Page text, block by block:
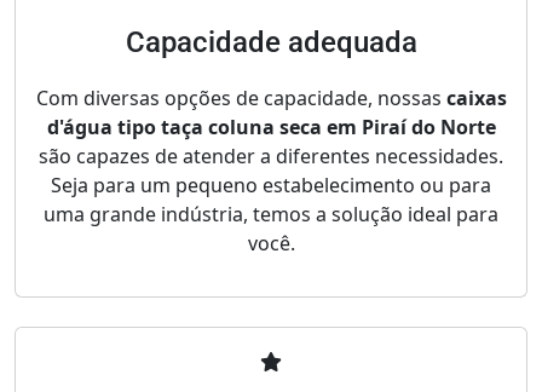
Capacidade adequada
Com diversas opções de capacidade, nossas caixas
d'água tipo taça coluna seca em Piraí do Norte
são capazes de atender a diferentes necessidades.
Seja para um pequeno estabelecimento ou para
uma grande indústria, temos a solução ideal para
você.